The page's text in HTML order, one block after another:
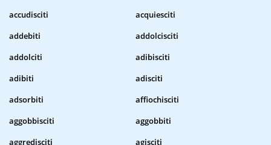
accudisciti
acquiesciti
addebiti
addolcisciti
addolciti
adibisciti
adibiti
adisciti
adsorbiti
affiochisciti
aggobbisciti
aggobbiti
aggredisciti
agisciti